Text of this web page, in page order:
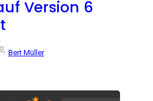
Version 6
Bert Müller